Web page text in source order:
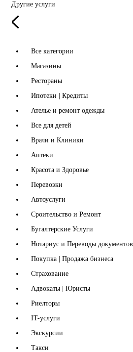
Другие услуги
Все категории
Магазины
Рестораны
Ипотеки | Кредиты
Ателье и ремонт одежды
Все для детей
Врачи и Клиники
Аптеки
Красота и Здоровье
Перевозки
Автоуслуги
Сроительство и Ремонт
Бугалтерские Услуги
Нотариус и Переводы документов
Покупка | Продажа бизнеса
Страхование
Адвокаты | Юристы
Риелторы
IT-услуги
Экскурсии
Такси